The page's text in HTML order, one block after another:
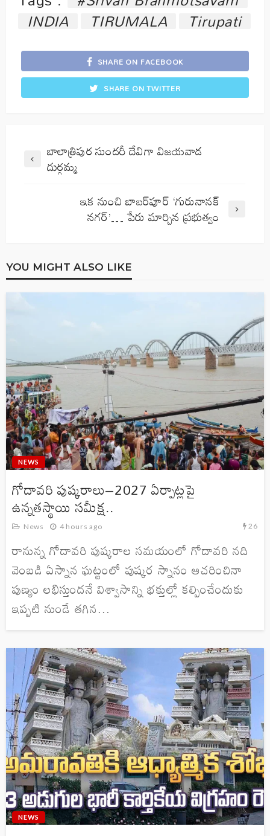
INDIA TIRUMALA Tirupati
SHARE ON FACEBOOK
SHARE ON TWITTER
బాలాత్రిపుర సుందరీ దేవిగా విజయవాడ
దుర్గమ్మ
ఇక నుంచి బాబ‌ర్‌పూర్ ‘గురునాన‌క్
న‌గ‌ర్‌’… పేరు మార్చిన ప్ర‌భుత్వం
YOU MIGHT ALSO LIKE
NEWS
గోదావరి పుష్కరాలు–2027 ఏర్పాట్లపై
ఉన్నతస్థాయి సమీక్ష..
News 4 hours ago 26
రానున్న గోదావరి పుష్కరాల సమయంలో గోదావరి నది
వెంబడి ఏస్నాన ఘట్టంలో పుష్కర స్నానం ఆచరించినా
పుణ్యం లభిస్తుందనే విశ్వాసాన్ని భక్తుల్లో కల్పించేందుకు
ఇప్పటి నుండే తగిన...
NEWS